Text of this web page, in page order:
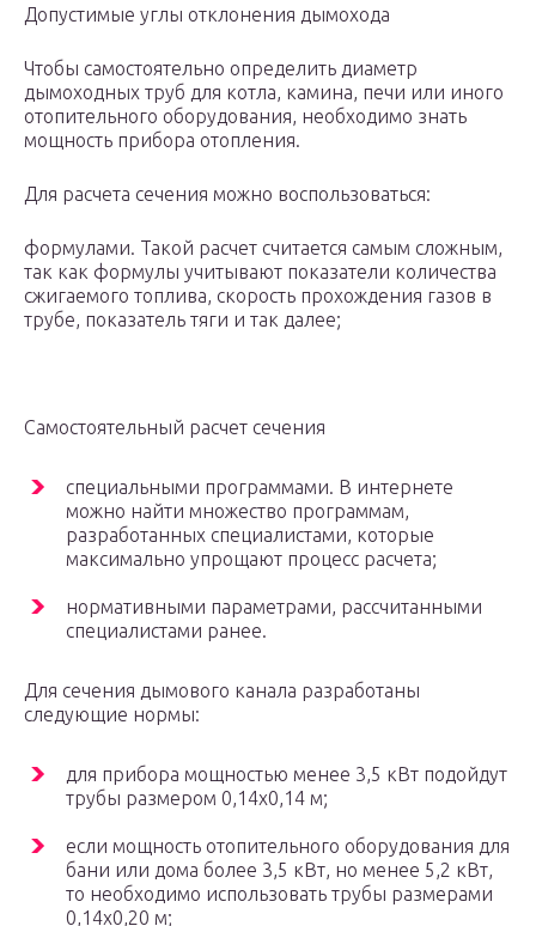
Допустимые углы отклонения дымохода
Чтобы самостоятельно определить диаметр
дымоходных труб для котла, камина, печи или иного
отопительного оборудования, необходимо знать
мощность прибора отопления.
Для расчета сечения можно воспользоваться:
формулами. Такой расчет считается самым сложным,
так как формулы учитывают показатели количества
сжигаемого топлива, скорость прохождения газов в
трубе, показатель тяги и так далее;
Самостоятельный расчет сечения
специальными программами. В интернете
можно найти множество программам,
разработанных специалистами, которые
максимально упрощают процесс расчета;
нормативными параметрами, рассчитанными
специалистами ранее.
Для сечения дымового канала разработаны
следующие нормы:
для прибора мощностью менее 3,5 кВт подойдут
трубы размером 0,14х0,14 м;
если мощность отопительного оборудования для
бани или дома более 3,5 кВт, но менее 5,2 кВт,
то необходимо использовать трубы размерами
0,14х0,20 м;